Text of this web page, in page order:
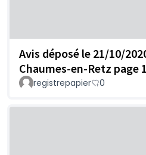
Avis déposé le 21/10/
Chaumes-en-Retz page
registrepapier 0